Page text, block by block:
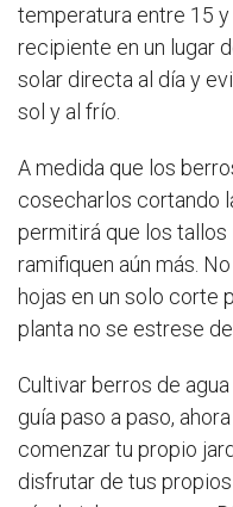
temperatura entre 15 y
recipiente en un lugar
solar directa al día y
sol y al frío.
A medida que los
cosecharlos cortando
permitirá que los
ramifiquen aún más.
hojas en un solo corte
planta no se estrese
Cultivar berros de
guía paso a paso,
comenzar tu propio
disfrutar de tus